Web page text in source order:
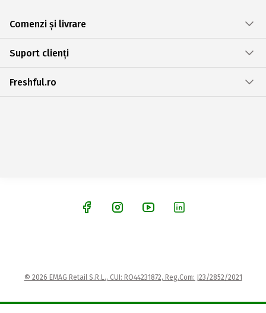
Comenzi și livrare
Suport clienți
Freshful.ro
© 2026 EMAG Retail S.R.L., CUI: RO44231872, Reg.Com: J23/2852/2021